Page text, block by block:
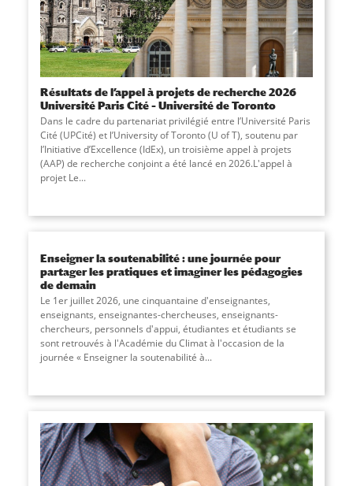
Résultats de l’appel à projets de recherche 2026
Université Paris Cité – Université de Toronto
Dans le cadre du partenariat privilégié entre l’Université Paris
Cité (UPCité) et l’University of Toronto (U of T), soutenu par
l’Initiative d’Excellence (IdEx), un troisième appel à projets
(AAP) de recherche conjoint a été lancé en 2026.L'appel à
projet Le...
Enseigner la soutenabilité : une journée pour
partager les pratiques et imaginer les pédagogies
de demain
Le 1er juillet 2026, une cinquantaine d'enseignantes,
enseignants, enseignantes-chercheuses, enseignants-
chercheurs, personnels d'appui, étudiantes et étudiants se
sont retrouvés à l'Académie du Climat à l'occasion de la
journée « Enseigner la soutenabilité à...